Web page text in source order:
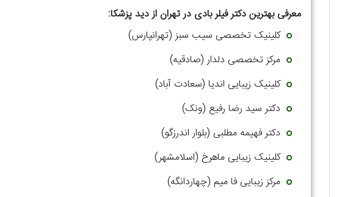
معرفی بهترین دکتر فیلر بادی در تهران از دید پزشکا:
كلینیک تخصصی سیب سبز (تهرانپارس)
مرکز تخصصی دلدار (صادقیه)
کلینیک زیبایی اندیا (سعادت آباد)
دکتر سید رضا رفیع (ونک)
دکتر فهیمه مطلبی (بلوار اندرزگو)
کلینیک زیبایی ماهرخ (اسلامشهر)
مرکز زیبایی فا میم (چهاردانگه)